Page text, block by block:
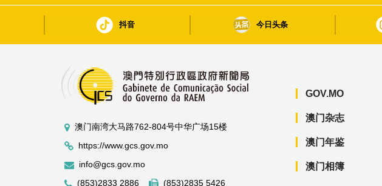
抖音 今日头条
澳门南湾大马路762-804号中华广场15楼
https://www.gcs.gov.mo
info@gcs.gov.mo
(853)2833 2886
(853)2835 5426
GOV.MO
澳门杂志
澳门年鉴
澳门相簿